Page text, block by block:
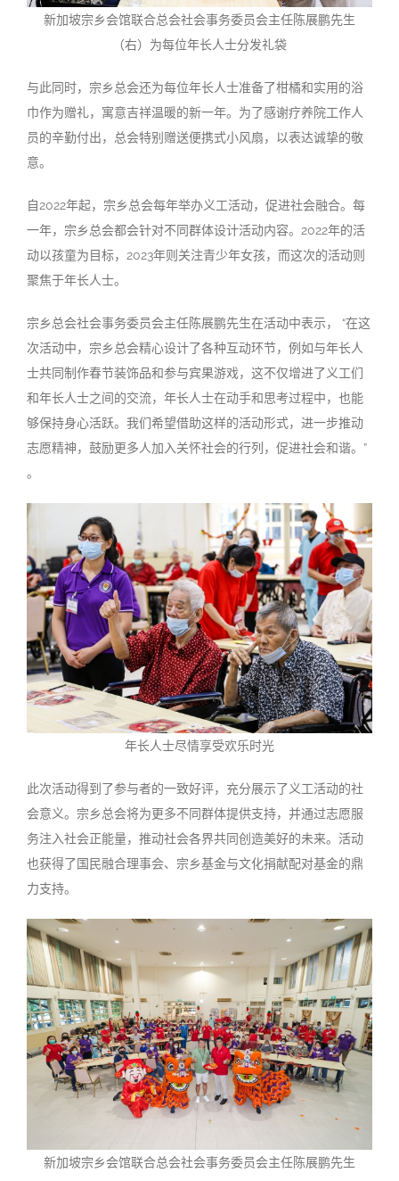
新加坡宗乡会馆联合总会社会事务委员会主任陈展鹏先生
（右）为每位年长人士分发礼袋
与此同时，宗乡总会还为每位年长人士准备了柑橘和实用的浴
巾作为赠礼，寓意吉祥温暖的新一年。为了感谢疗养院工作人
员的辛勤付出，总会特别赠送便携式小风扇，以表达诚挚的敬
意。
自2022年起，宗乡总会每年举办义工活动，促进社会融合。每
一年，宗乡总会都会针对不同群体设计活动内容。2022年的活
动以孩童为目标，2023年则关注青少年女孩，而这次的活动则
聚焦于年长人士。
宗乡总会社会事务委员会主任陈展鹏先生在活动中表示， “在这
次活动中，宗乡总会精心设计了各种互动环节，例如与年长人
士共同制作春节装饰品和参与宾果游戏，这不仅增进了义工们
和年长人士之间的交流，年长人士在动手和思考过程中，也能
够保持身心活跃。我们希望借助这样的活动形式，进一步推动
志愿精神，鼓励更多人加入关怀社会的行列，促进社会和谐。”
。
年长人士尽情享受欢乐时光
此次活动得到了参与者的一致好评，充分展示了义工活动的社
会意义。宗乡总会将为更多不同群体提供支持，并通过志愿服
务注入社会正能量，推动社会各界共同创造美好的未来。活动
也获得了国民融合理事会、宗乡基金与文化捐献配对基金的鼎
力支持。
新加坡宗乡会馆联合总会社会事务委员会主任陈展鹏先生